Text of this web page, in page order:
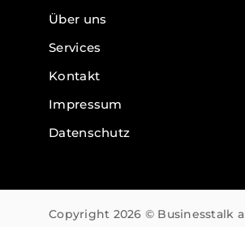
Über uns
Services
Kontakt
Impressum
Datenschutz
Copyright 2026 © Businesstalk